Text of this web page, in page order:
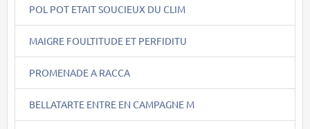
POL POT ETAIT SOUCIEUX DU CLIM
MAIGRE FOULTITUDE ET PERFIDITU
PROMENADE A RACCA
BELLATARTE ENTRE EN CAMPAGNE M